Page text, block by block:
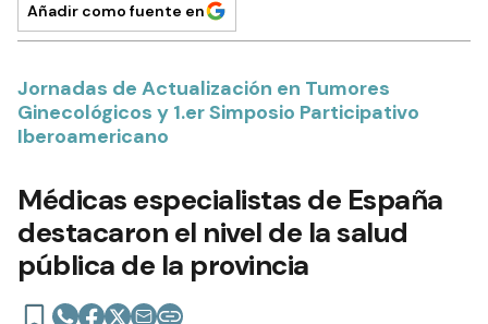
Añadir como fuente en
Jornadas de Actualización en Tumores
Ginecológicos y 1.er Simposio Participativo
Iberoamericano
Médicas especialistas de España
destacaron el nivel de la salud
pública de la provincia